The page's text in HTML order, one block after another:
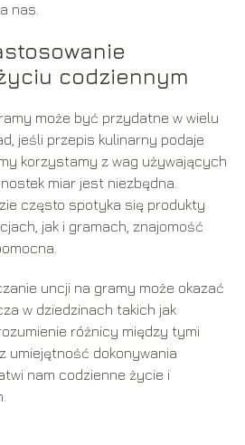
nas.
codziennym
może być przydatne w wielu
jeśli przepis kulinarny podaje
korzystamy z wag używających
miar jest niezbędna.
często spotyka się produkty
jak i gramach, znajomość
uncji na gramy może okazać
w dziedzinach takich jak
różnicy między tymi
umiejętność dokonywania
nam codzienne życie i